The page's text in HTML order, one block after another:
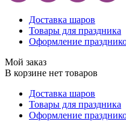
Доставка шаров
Товары для праздника
Оформление
Мой заказ
В корзине нет товаров
Доставка шаров
Товары для праздника
Оформление